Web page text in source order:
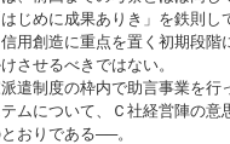
じめに成果ありき」を鉄則
用創造に重点を置く初期段
させるべきではない。
遣制度の枠内で助言事業を行
ムについて、Ｃ社経営陣の
おりである──。